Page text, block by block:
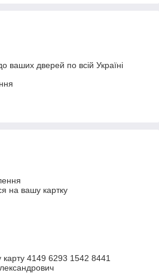
ваших дверей по всій Україні
на вашу картку
карту 4149 6293 1542 8441